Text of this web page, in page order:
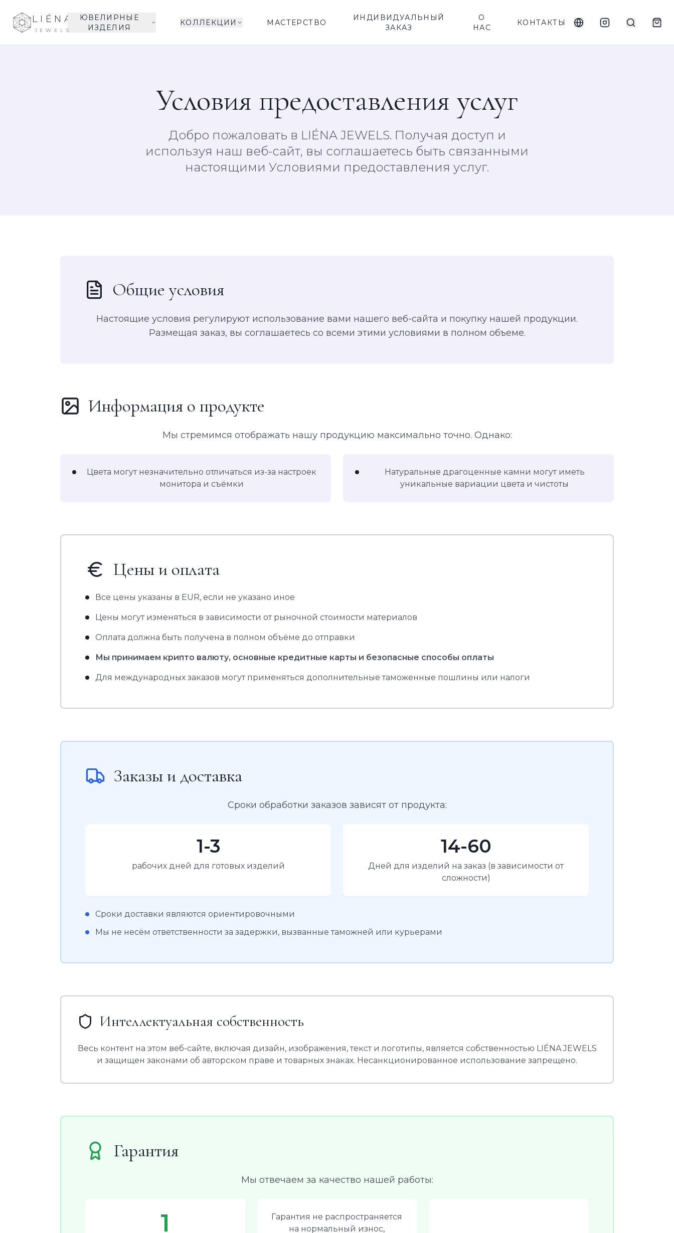
LIÉNA
JEWELS
ЮВЕЛИРНЫЕ
ИЗДЕЛИЯ
КОЛЛЕКЦИИ МАСТЕРСТВО
ИНДИВИДУАЛЬНЫЙ
ЗАКАЗ
О
НАС
КОНТАКТЫ
Условия предоставления услуг
Добро пожаловать в LIÉNA JEWELS. Получая доступ и
используя наш веб-сайт, вы соглашаетесь быть связанными
настоящими Условиями предоставления услуг.
Общие условия
Настоящие условия регулируют использование вами нашего веб-сайта и покупку нашей продукции.
Размещая заказ, вы соглашаетесь со всеми этими условиями в полном объеме.
Информация о продукте
Мы стремимся отображать нашу продукцию максимально точно. Однако:
Цвета могут незначительно отличаться из-за настроек
монитора и съёмки
Натуральные драгоценные камни могут иметь
уникальные вариации цвета и чистоты
Цены и оплата
Все цены указаны в EUR, если не указано иное
Цены могут изменяться в зависимости от рыночной стоимости материалов
Оплата должна быть получена в полном объёме до отправки
Мы принимаем крипто валюту, основные кредитные карты и безопасные способы оплаты
Для международных заказов могут применяться дополнительные таможенные пошлины или налоги
Заказы и доставка
Сроки обработки заказов зависят от продукта:
1-3
рабочих дней для готовых изделий
14-60
Дней для изделий на заказ (в зависимости от
сложности)
Сроки доставки являются ориентировочными
Мы не несём ответственности за задержки, вызванные таможней или курьерами
Интеллектуальная собственность
Весь контент на этом веб-сайте, включая дизайн, изображения, текст и логотипы, является собственностью LIÉNA JEWELS
и защищен законами об авторском праве и товарных знаках. Несанкционированное использование запрещено.
Гарантия
Мы отвечаем за качество нашей работы:
1
Гарантия не распространяется
на нормальный износ,